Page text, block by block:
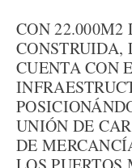
CON 22.000M2
CUENTA CON
UNIÓN DE
DE